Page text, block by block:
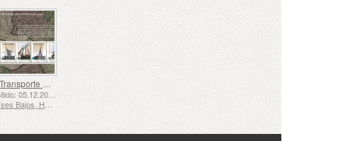
El Transporte Marítimo en los Siglos XVII y XVIII – El Transporte de Turba
Emitido: 05.12.2025